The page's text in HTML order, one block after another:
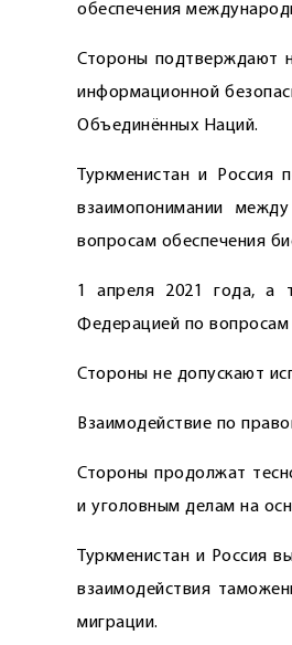
обеспечения
Стороны подтверждают
информационной
Объединённых Наций.
Туркменистан и
взаимопонимании
вопросам обеспечения
1 апреля 2021 года, а
Федерацией по вопросам
Стороны не допускают
Взаимодействие по
Стороны продолжат
и уголовным делам на
Туркменистан и Россия
взаимодействия
миграции.